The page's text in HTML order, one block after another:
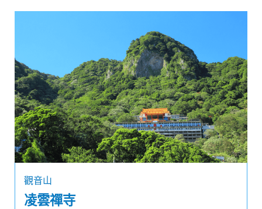
觀音山
凌雲禪寺